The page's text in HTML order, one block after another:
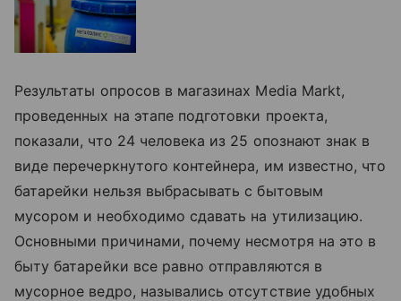
Результаты опросов в магазинах Media Markt,
проведенных на этапе подготовки проекта,
показали, что 24 человека из 25 опознают знак в
виде перечеркнутого контейнера, им известно, что
батарейки нельзя выбрасывать с бытовым
мусором и необходимо сдавать на утилизацию.
Основными причинами, почему несмотря на это в
быту батарейки все равно отправляются в
мусорное ведро, назывались отсутствие удобных